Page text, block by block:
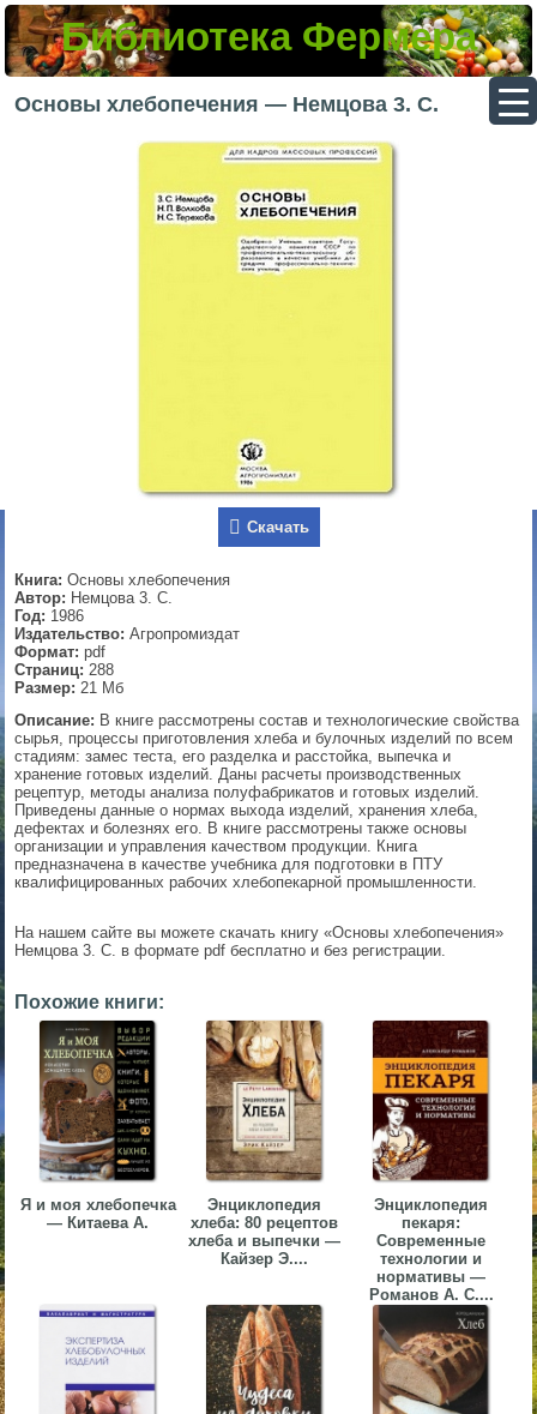
Библиотека Фермера
Основы хлебопечения — Немцова 3. С.
Скачать
Книга: Основы хлебопечения
Автор: Немцова 3. С.
Год: 1986
Издательство: Агропромиздат
Формат: pdf
Страниц: 288
Размер: 21 Мб
Описание: В книге рассмотрены состав и технологические свойства
сырья, процессы приготовления хлеба и булочных изделий по всем
стадиям: замес теста, его разделка и расстойка, выпечка и
хранение готовых изделий. Даны расчеты производственных
рецептур, методы анализа полуфабрикатов и готовых изделий.
Приведены данные о нормах выхода изделий, хранения хлеба,
дефектах и болезнях его. В книге рассмотрены также основы
организации и управления качеством продукции. Книга
предназначена в качестве учебника для подготовки в ПТУ
квалифицированных рабочих хлебопекарной промышленности.
На нашем сайте вы можете скачать книгу «Основы хлебопечения»
Немцова 3. С. в формате pdf бесплатно и без регистрации.
Похожие книги:
Я и моя хлебопечка
— Китаева А.
Энциклопедия
хлеба: 80 рецептов
хлеба и выпечки —
Кайзер Э....
Энциклопедия
пекаря:
Современные
технологии и
нормативы —
Романов А. С....
▼
▼
▼
▼
▼
▼